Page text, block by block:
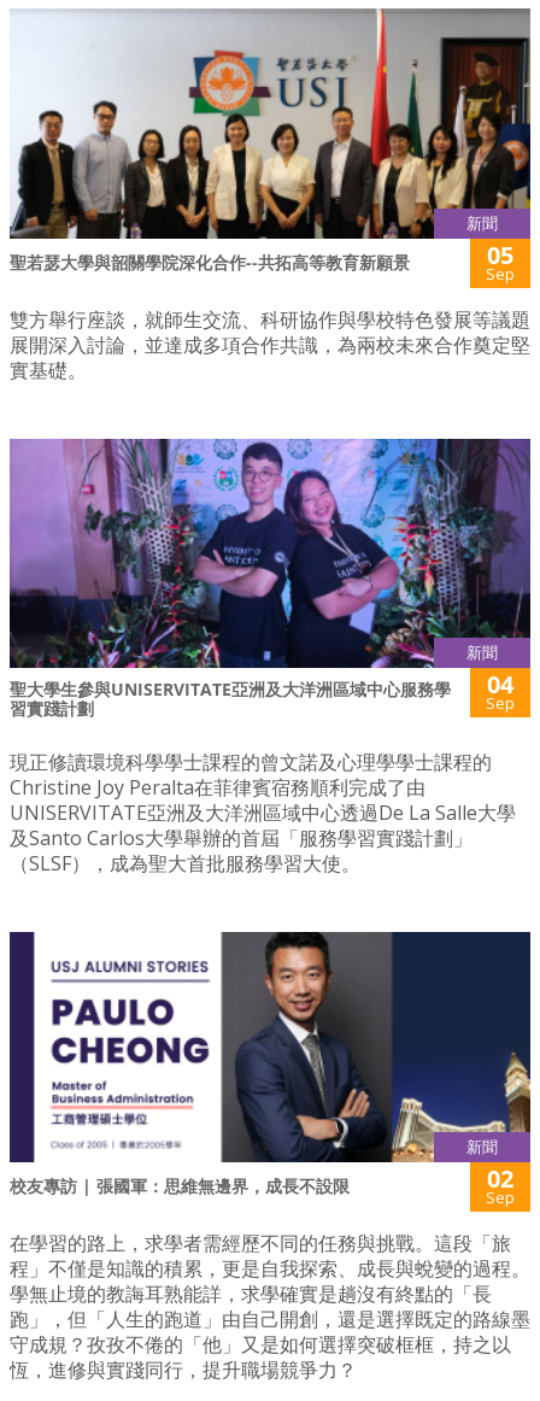
新聞
聖若瑟大學與韶關學院深化合作--共拓高等教育新願景 05
Sep
雙方舉行座談，就師生交流、科研協作與學校特色發展等議題
展開深入討論，並達成多項合作共識，為兩校未來合作奠定堅
實基礎。
新聞
聖大學生參與UNISERVITATE亞洲及大洋洲區域中心服務學
習實踐計劃
04
Sep
現正修讀環境科學學士課程的曾文諾及心理學學士課程的
Christine Joy Peralta在菲律賓宿務順利完成了由
UNISERVITATE亞洲及大洋洲區域中心透過De La Salle大學
及Santo Carlos大學舉辦的首屆「服務學習實踐計劃」
（SLSF），成為聖大首批服務學習大使。
新聞
校友專訪 | 張國軍：思維無邊界，成長不設限 02
Sep
在學習的路上，求學者需經歷不同的任務與挑戰。這段「旅
程」不僅是知識的積累，更是自我探索、成長與蛻變的過程。
學無止境的教誨耳熟能詳，求學確實是趟沒有終點的「長
跑」，但「人生的跑道」由自己開創，還是選擇既定的路線墨
守成規？孜孜不倦的「他」又是如何選擇突破框框，持之以
恆，進修與實踐同行，提升職場競爭力？